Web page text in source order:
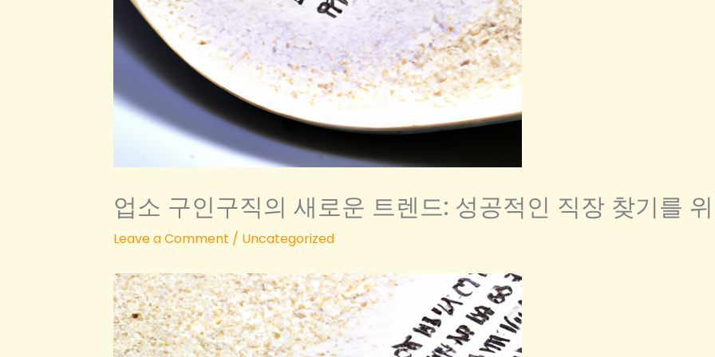
업소 구인구직의 새로운 트렌드: 성공적인 직장 찾기를
Leave a Comment / Uncategorized